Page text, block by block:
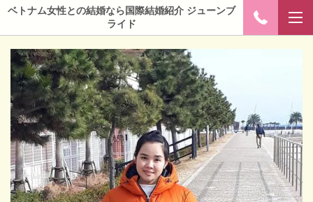
ベトナム女性との結婚なら国際結婚紹介 ジューンブ
ライド